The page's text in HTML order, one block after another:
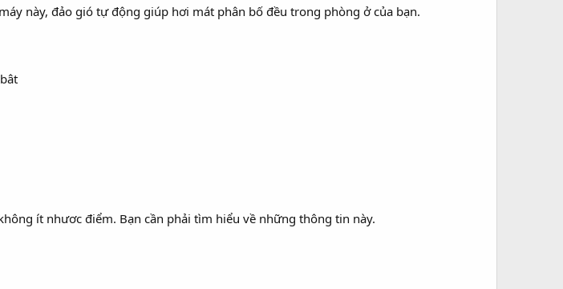
này, đảo gió tự động giúp hơi mát phân bố đều trong phòng ở của bạn.
ít nhươc điểm. Bạn cần phải tìm hiểu về những thông tin này.